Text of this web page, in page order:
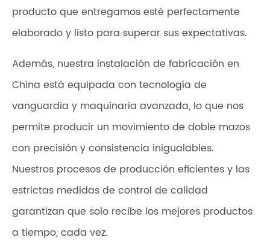
producto que entregamos esté perfectamente
elaborado y listo para superar sus expectativas.
Además, nuestra instalación de fabricación en
China está equipada con tecnología de
vanguardia y maquinaria avanzada, lo que nos
permite producir un movimiento de doble mazos
con precisión y consistencia inigualables.
Nuestros procesos de producción eficientes y las
estrictas medidas de control de calidad
garantizan que solo recibe los mejores productos
a tiempo, cada vez.